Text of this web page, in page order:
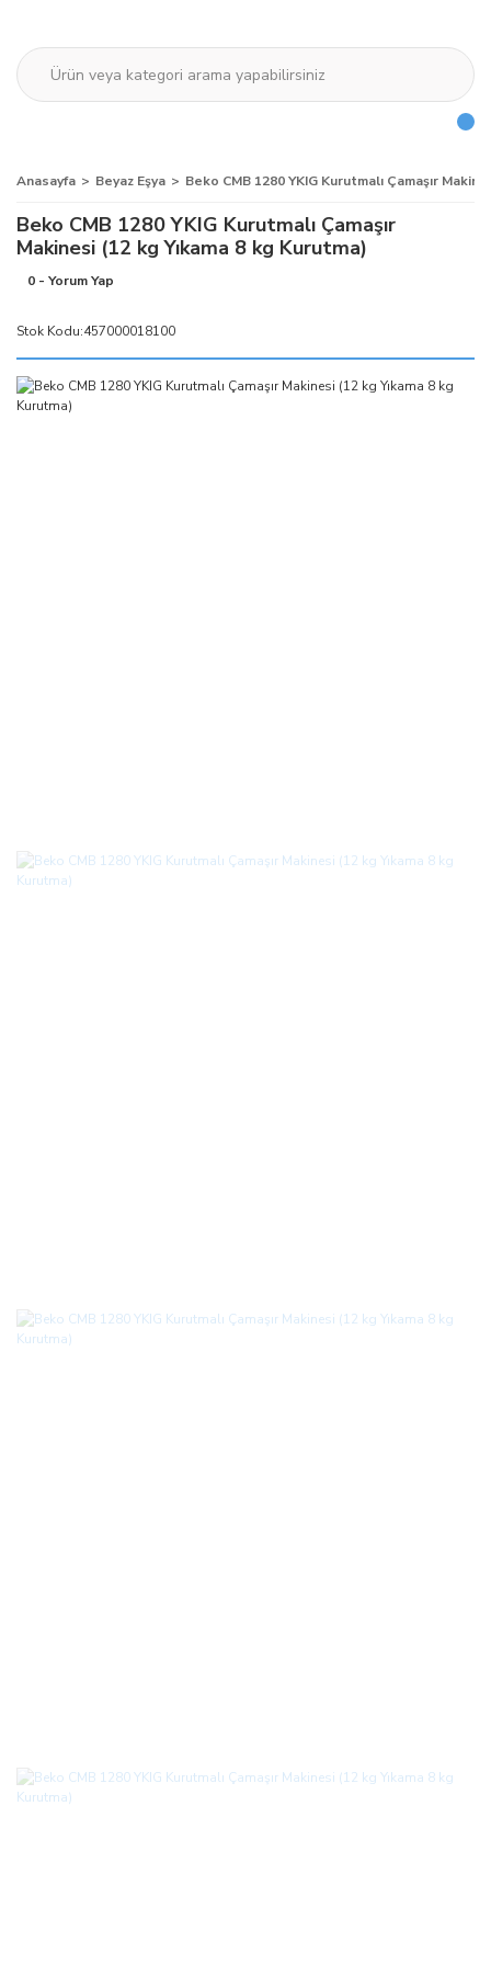
Anasayfa Beyaz Eşya Beko CMB 1280 YKIG Kurutmalı Çamaşır
Beko CMB 1280 YKIG Kurutmalı Çamaşır
Makinesi (12 kg Yıkama 8 kg Kurutma)
0 - Yorum Yap
Stok Kodu:457000018100